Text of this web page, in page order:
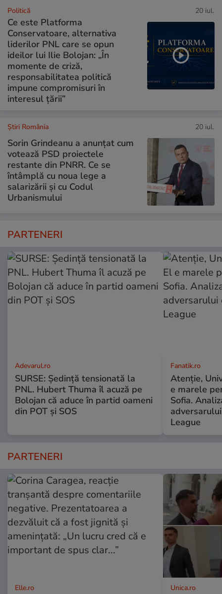
Politică 20 iul.
Ce este Platforma
Conservatoare, alternativa
liderilor PNL care se opun
ideilor lui Ilie Bolojan: „În
momente de criză,
responsabilitatea politică
impune compromisuri în
interesul țării”
Știri România 20 iul.
Sorin Grindeanu a anunțat cum
votează PSD proiectele
restante din PNRR. Ce se
întâmplă cu noua lege a
salarizării și cu Codul
Urbanismului
PARTENERI
Adevarul.ro
SURSE: Ședință tensionată la
PNL. Hubert Thuma îl acuză pe
Bolojan că aduce în partid oameni
din POT și SOS
Fanatik.ro
Atenţie,
e marele
Sofia.
League
PARTENERI
Elle.ro Unica.ro